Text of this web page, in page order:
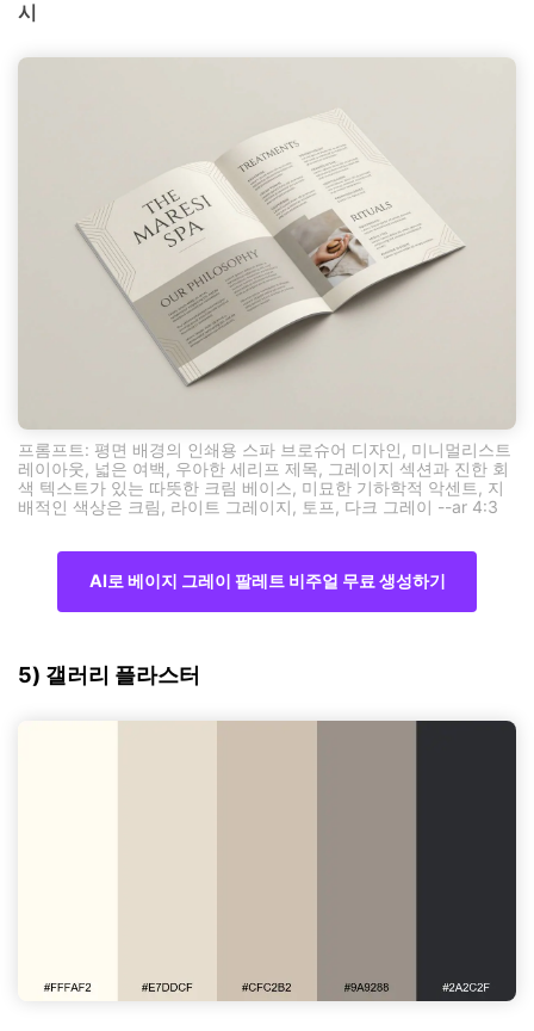
시
프롬프트: 평면 배경의 인쇄용 스파 브로슈어 디자인, 미니멀리스트
레이아웃, 넓은 여백, 우아한 세리프 제목, 그레이지 섹션과 진한 회
색 텍스트가 있는 따뜻한 크림 베이스, 미묘한 기하학적 악센트, 지
배적인 색상은 크림, 라이트 그레이지, 토프, 다크 그레이 --ar 4:3
AI로 베이지 그레이 팔레트 비주얼 무료 생성하기
5) 갤러리 플라스터